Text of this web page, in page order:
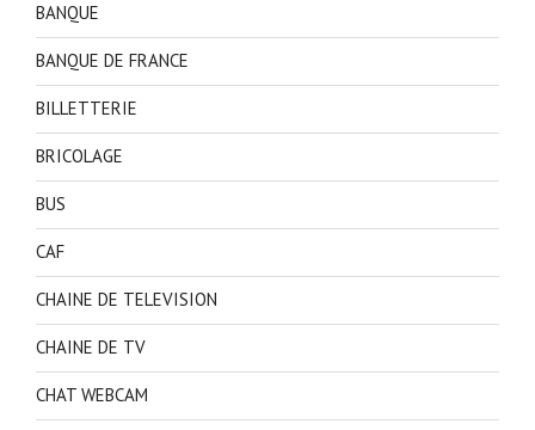
BANQUE
BANQUE DE FRANCE
BILLETTERIE
BRICOLAGE
BUS
CAF
CHAINE DE TELEVISION
CHAINE DE TV
CHAT WEBCAM